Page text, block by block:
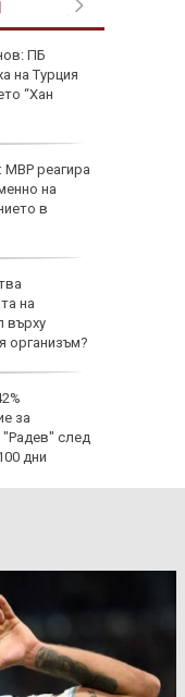
ПБ
на Турция
“Хан
МВР реагира
на
в
на
върху
организъм?
за
"Радев" след
дни